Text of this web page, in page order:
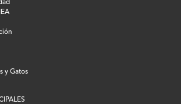
y Gatos